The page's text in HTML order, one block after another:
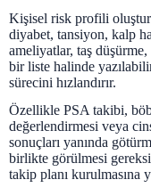
Kişisel risk profili
diyabet, tansiyon, kalp
ameliyatlar, taş
bir liste halinde
sürecini hızlandırır.
Özellikle PSA takibi,
değerlendirmesi veya
sonuçları yanında
birlikte görülmesi
takip planı kurulmasına